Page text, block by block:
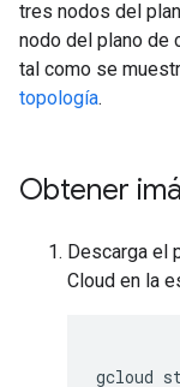
tres nodos del
nodo del plano de
tal como se
topología.
Obtener
Descarga el
Cloud en la
gcloud